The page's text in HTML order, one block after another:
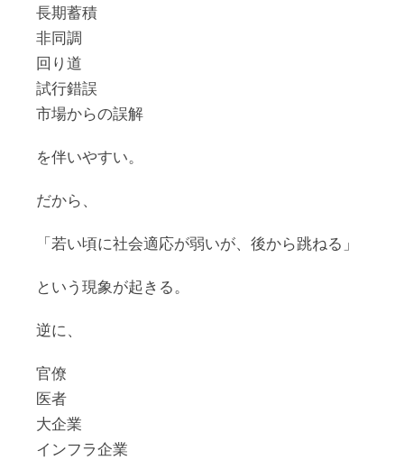
長期蓄積
非同調
回り道
試行錯誤
市場からの誤解
を伴いやすい。
だから、
「若い頃に社会適応が弱いが、後から跳ねる」
という現象が起きる。
逆に、
官僚
医者
大企業
インフラ企業